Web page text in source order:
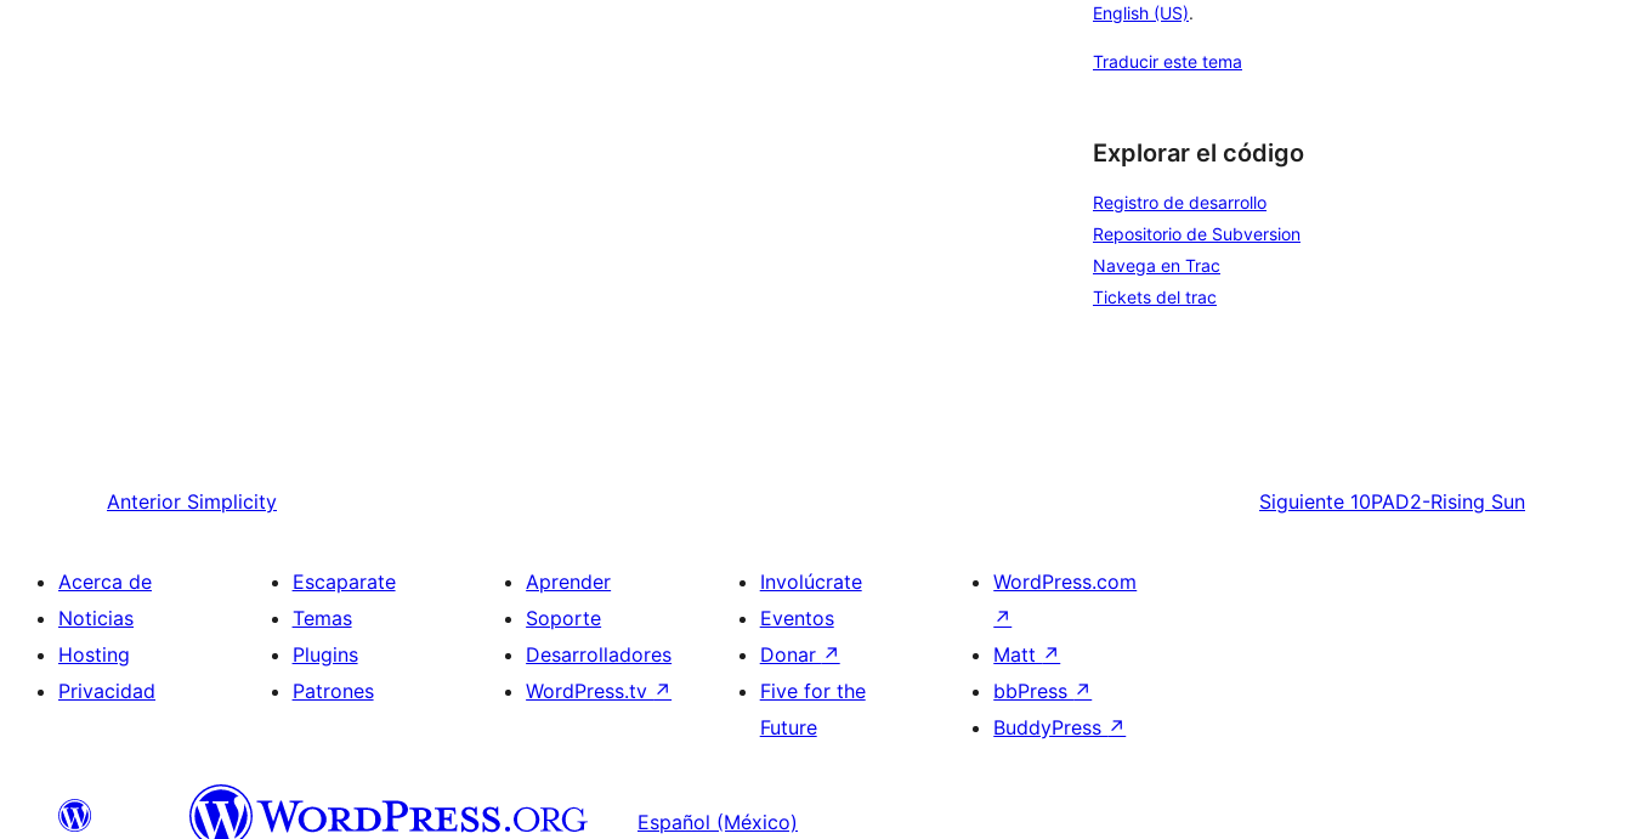
English (US).
Traducir este tema
Explorar el código
Registro de desarrollo
Repositorio de Subversion
Navega en Trac
Tickets del trac
Anterior Simplicity Siguiente 10PAD2-Rising Sun
Acerca de
Noticias
Hosting
Privacidad
Escaparate
Temas
Plugins
Patrones
Aprender
Soporte
Desarrolladores
WordPress.tv ↗
Involúcrate
Eventos
Donar ↗
Five for the
Future
WordPress.com
↗
Matt ↗
bbPress ↗
BuddyPress ↗
Español (México)